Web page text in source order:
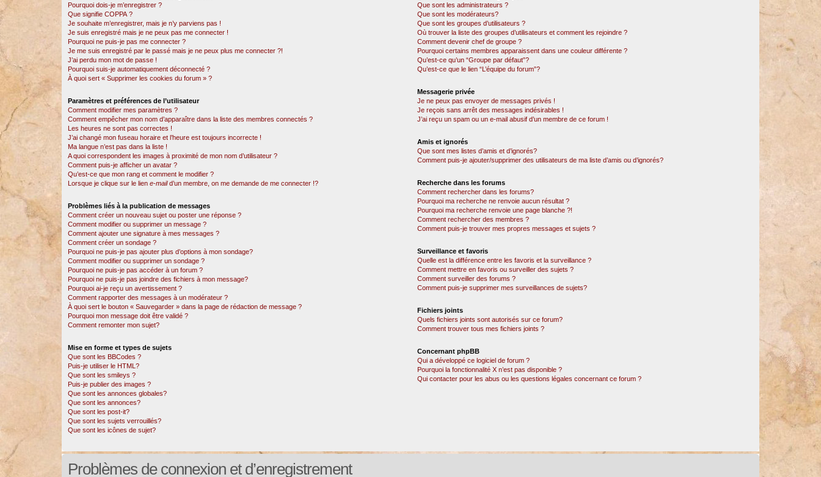
Pourquoi dois-je m’enregistrer ?
Que signifie COPPA ?
Je souhaite m’enregistrer, mais je n’y parviens pas !
Je suis enregistré mais je ne peux pas me connecter !
Pourquoi ne puis-je pas me connecter ?
Je me suis enregistré par le passé mais je ne peux plus me connecter ?!
J’ai perdu mon mot de passe !
Pourquoi suis-je automatiquement déconnecté ?
À quoi sert « Supprimer les cookies du forum » ?
Paramètres et préférences de l’utilisateur
Comment modifier mes paramètres ?
Comment empêcher mon nom d’apparaître dans la liste des membres connectés ?
Les heures ne sont pas correctes !
J’ai changé mon fuseau horaire et l’heure est toujours incorrecte !
Ma langue n’est pas dans la liste !
A quoi correspondent les images à proximité de mon nom d’utilisateur ?
Comment puis-je afficher un avatar ?
Qu’est-ce que mon rang et comment le modifier ?
Lorsque je clique sur le lien e-maild’un membre, on me demande de me connecter !?
Problèmes liés à la publication de messages
Comment créer un nouveau sujet ou poster une réponse ?
Comment modifier ou supprimer un message ?
Comment ajouter une signature à mes messages ?
Comment créer un sondage ?
Pourquoi ne puis-je pas ajouter plus d’options à mon sondage?
Comment modifier ou supprimer un sondage ?
Pourquoi ne puis-je pas accéder à un forum ?
Pourquoi ne puis-je pas joindre des fichiers à mon message?
Pourquoi ai-je reçu un avertissement ?
Comment rapporter des messages à un modérateur ?
À quoi sert le bouton « Sauvegarder » dans la page de rédaction de message ?
Pourquoi mon message doit être validé ?
Comment remonter mon sujet?
Mise en forme et types de sujets
Que sont les BBCodes ?
Puis-je utiliser le HTML?
Que sont les smileys ?
Puis-je publier des images ?
Que sont les annonces globales?
Que sont les annonces?
Que sont les post-it?
Que sont les sujets verrouillés?
Que sont les icônes de sujet?
Que sont les administrateurs ?
Que sont les modérateurs?
Que sont les groupes d’utilisateurs ?
Où trouver la liste des groupes d’utilisateurs et comment les rejoindre ?
Comment devenir chef de groupe ?
Pourquoi certains membres apparaissent dans une couleur différente ?
Qu’est-ce qu’un “Groupe par défaut”?
Qu’est-ce que le lien “L’équipe du forum”?
Messagerie privée
Je ne peux pas envoyer de messages privés !
Je reçois sans arrêt des messages indésirables !
J’ai reçu un spam ou un e-mail abusif d’un membre de ce forum !
Amis et ignorés
Que sont mes listes d’amis et d’ignorés?
Comment puis-je ajouter/supprimer des utilisateurs de ma liste d’amis ou d’ignorés?
Recherche dans les forums
Comment rechercher dans les forums?
Pourquoi ma recherche ne renvoie aucun résultat ?
Pourquoi ma recherche renvoie une page blanche ?!
Comment rechercher des membres ?
Comment puis-je trouver mes propres messages et sujets ?
Surveillance et favoris
Quelle est la différence entre les favoris et la surveillance ?
Comment mettre en favoris ou surveiller des sujets ?
Comment surveiller des forums ?
Comment puis-je supprimer mes surveillances de sujets?
Fichiers joints
Quels fichiers joints sont autorisés sur ce forum?
Comment trouver tous mes fichiers joints ?
Concernant phpBB
Qui a développé ce logiciel de forum ?
Pourquoi la fonctionnalité X n’est pas disponible ?
Qui contacter pour les abus ou les questions légales concernant ce forum ?
Problèmes de connexion et d’enregistrement